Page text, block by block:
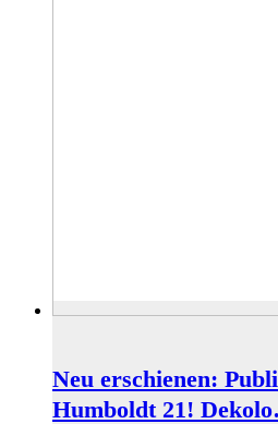
Neu erschienen:
Humboldt 21!